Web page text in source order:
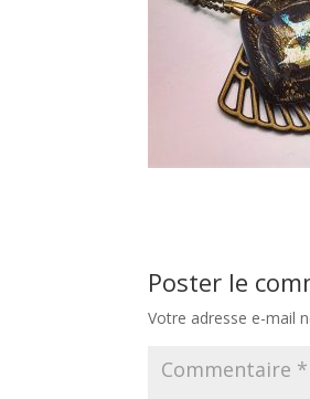
Poster le
Votre adresse e-mail